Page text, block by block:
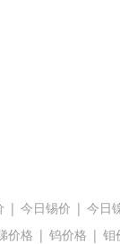
| 今日锡价 | 今日
价格 | 钨价格 | 钼